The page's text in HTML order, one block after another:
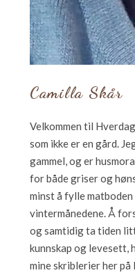
Camilla Skår
Velkommen til
som ikke er en gård.
gammel, og er
for både griser og
minst å fylle
vintermånedene. Å
og samtidig ta tiden
kunnskap og levesett,
mine skriblerier her